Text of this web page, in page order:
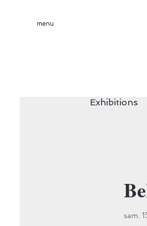
menu
Exhibitions
sam.